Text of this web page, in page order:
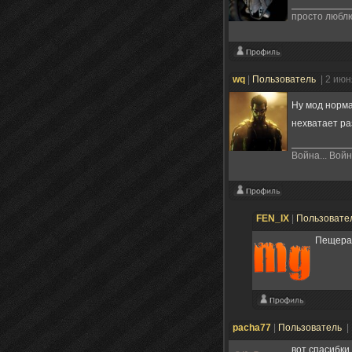
просто
wq Пользователь | 2
Ну мод
нехватает
Война...
FEN_IX
Пещера
pacha77 Пользователь
вот